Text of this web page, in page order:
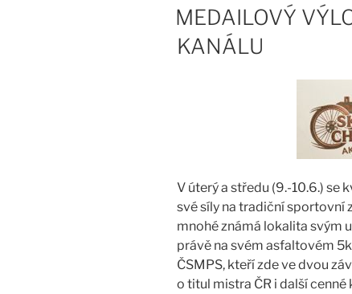
MEDAILOVÝ
KANÁLU
V úterý a středu (9.-10.6.)
své síly na tradiční sportovní
mnohé známá lokalita svým
právě na svém asfaltovém
ČSMPS, kteří zde ve dvou
o titul mistra ČR i další